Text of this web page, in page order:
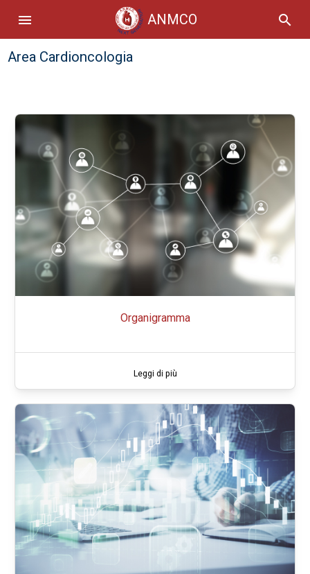
menu ANMCO search
Area Cardioncologia
Organigramma
Leggi di più